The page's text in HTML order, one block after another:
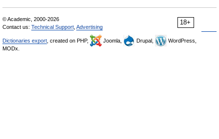
18+
© Academic, 2000-2026
Contact us: Technical Support Advertising
Dictionaries export , created on PHP, Joomla, Drupal,
WordPress,
MODx.